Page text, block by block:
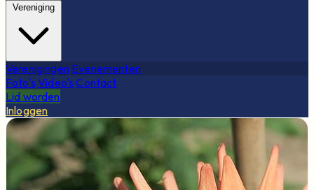
Vereniging
Verenigingen Evenementen
Foto's Video's Contact
Lid worden
Inloggen